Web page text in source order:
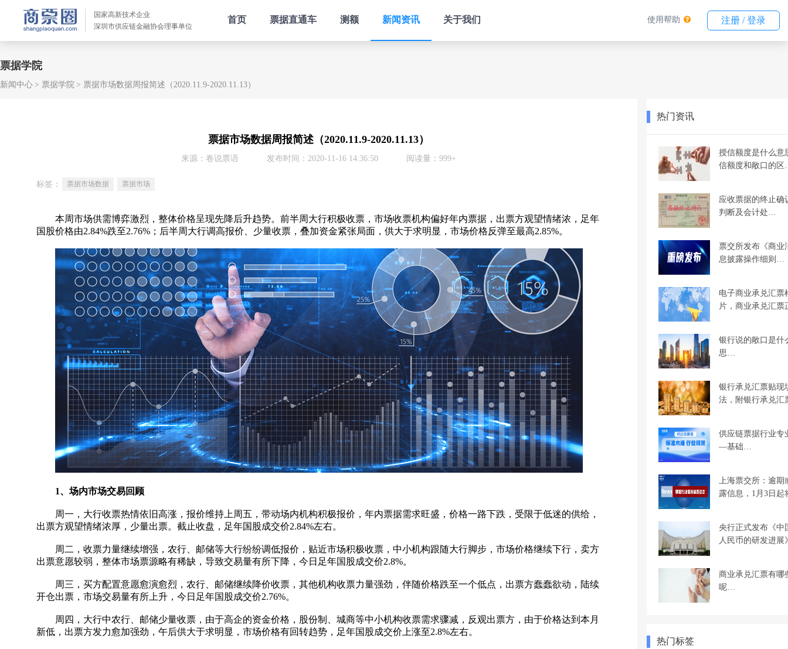
国家高新技术企业
深圳市供应链金融协会理事单位
首页 票据直通车 测额 新闻资讯 关于我们 使用帮助 注册 / 登录
票据学院
新闻中心 票据学院 票据市场数据周报简述（2020.11.9-2020.11.13）
票据市场数据周报简述（2020.11.9-2020.11.13）
来源：卷说票语 发布时间：2020-11-16 14:36:50 阅读量：999+
标签： 票据市场数据 票据市场
本周市场供需博弈激烈，整体价格呈现先降后升趋势。前半周大行积极收票，市场收票机构偏好年内票据，出票方观望情绪浓，足年
国股价格由2.84%跌至2.76%；后半周大行调高报价、少量收票，叠加资金紧张局面，供大于求明显，市场价格反弹至最高2.85%。
1、场内市场交易回顾
周一，大行收票热情依旧高涨，报价维持上周五，带动场内机构积极报价，年内票据需求旺盛，价格一路下跌，受限于低迷的供给，
出票方观望情绪浓厚，少量出票。截止收盘，足年国股成交价2.84%左右。
周二，收票力量继续增强，农行、邮储等大行纷纷调低报价，贴近市场积极收票，中小机构跟随大行脚步，市场价格继续下行，卖方
出票意愿较弱，整体市场票源略有稀缺，导致交易量有所下降，今日足年国股成交价2.8%。
周三，买方配置意愿愈演愈烈，农行、邮储继续降价收票，其他机构收票力量强劲，伴随价格跌至一个低点，出票方蠢蠢欲动，陆续
开仓出票，市场交易量有所上升，今日足年国股成交价2.76%。
周四，大行中农行、邮储少量收票，由于高企的资金价格，股份制、城商等中小机构收票需求骤减，反观出票方，由于价格达到本月
新低，出票方发力愈加强劲，午后供大于求明显，市场价格有回转趋势，足年国股成交价上涨至2.8%左右。
热门资讯
授信额度是什么意
信额度和敞口的
应收票据的终止确
判断及会计处…
票交所发布《商业
息披露操作细则…
电子商业承兑汇票
片，商业承兑汇
银行说的敞口是什
思…
银行承兑汇票贴现
法，附银行承兑
供应链票据行业专
—基础…
上海票交所：逾期
露信息，1月3日
央行正式发布《中
人民币的研发进
商业承兑汇票有哪
呢…
热门标签